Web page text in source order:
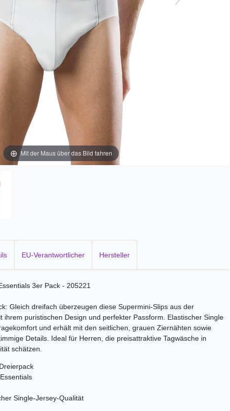
Mit der Maus über das Bild fahren
EU-Verantwortlicher Hersteller
3er Pack - 205221
Gleich dreifach überzeugen diese Supermini-Slips aus der
ihrem puristischen Design und perfekter Passform. Elastischer Single
und erhält mit den seitlichen, grauen Ziernähten sowie
Details. Ideal für Herren, die preisattraktive Tagwäsche in
schätzen.
Single-Jersey-Qualität